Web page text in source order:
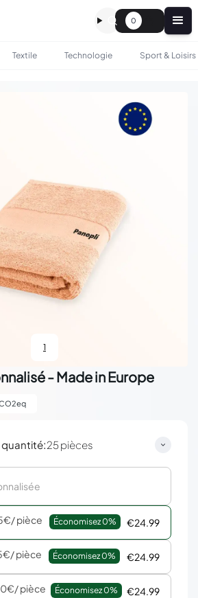
0
Textile Technologie Sport & Loisirs
1
- Made in Europe
quantité:25 pièces
/ pièce Économisez 0% €24.99
/ pièce Économisez 0% €24.99
/ pièce Économisez 0% €24.99